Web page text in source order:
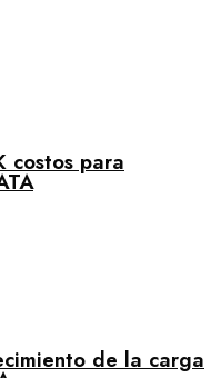
costos para
de la carga